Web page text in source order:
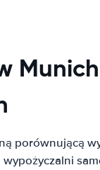
porównującą